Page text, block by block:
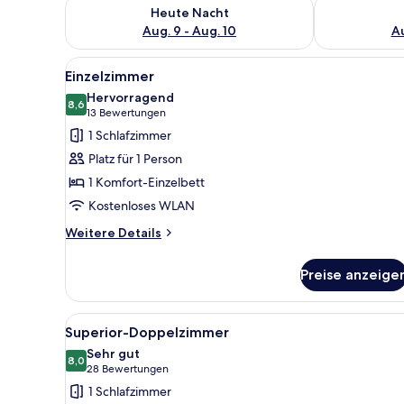
Heute Nacht
Aug. 9 - Aug. 10
Alle
Fotos
für
Einzelzimmer
anzeigen
Ein Schlafzimmer mit
4
Einzelzimmer
8,68,6 von 10
Hervorragend
13 Bewertungen
(13
Bewertungen)
1 Schlafzimmer
Platz für 1 Person
1 Komfort-Einzelbett
Kostenloses WLAN
Weitere Details
Weitere
Preise
Alle
Fotos
für
Superior-
Superior-Doppelzimmer |
3
Superior-Doppelzimmer
8,08,0 von 10
Sehr gut
28 Bewertungen
(28
Bewertungen)
1 Schlafzimmer